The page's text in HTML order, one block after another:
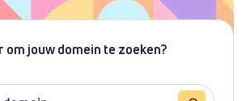
om jouw domein te zoeken?